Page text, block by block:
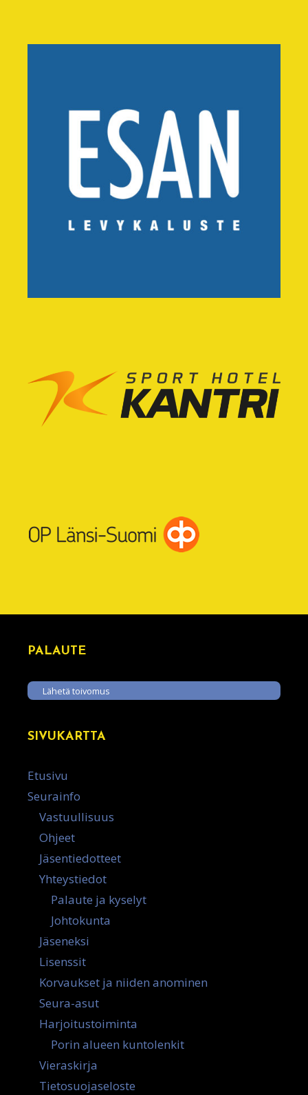
PALAUTE
Lähetä toivomus
SIVUKARTTA
Etusivu
Seurainfo
Vastuullisuus
Ohjeet
Jäsentiedotteet
Yhteystiedot
Palaute ja kyselyt
Johtokunta
Jäseneksi
Lisenssit
Korvaukset ja niiden anominen
Seura-asut
Harjoitustoiminta
Porin alueen kuntolenkit
Vieraskirja
Tietosuojaseloste